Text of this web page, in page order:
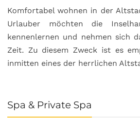
Komfortabel wohnen in der
Urlauber möchten die
kennenlernen und nehmen sich
Zeit. Zu diesem Zweck ist es
inmitten eines der herrlichen
Spa & Private Spa